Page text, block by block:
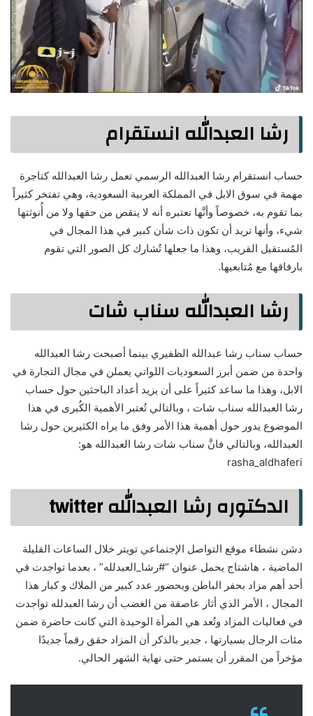
رشا العبدالله انستقرام
حساب انستقرام رشا العبدالله الرسمي تعمل رشا العبدالله كتاجرة
مهمة في سوق الابل في المملكة العربية السعودية، وهي تفتخر كثيراً
بما تقوم به، خصوصاً وأنَّها تعتبره أنه لا ينقص من حقها ولا من أُنوثتها
شيء، وأنها تريد أن تكون ذات شأن كبير في هذا المجال في
المُستقبل القريب، وهذا ما جعلها تُشارك كل الصور التي تقوم
بارفاقها مع مُتابعيها.
رشا العبدالله سناب شات
حساب سناب رشا عبدالله الظفيري بينما أصبحت رشا العبدالله
واحدة من ضمن أبرز السعوديات اللواتي يعملن في مجال التجارة في
الابل، وهذا ما ساعد كثيراً على أن يزيد أعداد الباحثين حول حساب
رشا العبدالله سناب شات ، وبالتالي تُعتبر الأهمية الكُبرى في هذا
الموضوع يدور حول أهمية هذا الأمر وفق ما يراه الكثيرين حول رشا
العبدالله، وبالتالي فانَّ سناب شات رشا العبدالله هو:
rasha_aldhaferi
الدكتوره رشا العبدالله twitter
دشن نشطاء موقع التواصل الإجتماعي تويتر خلال الساعات القليلة
الماضية ، هاشتاج يحمل عنوان “#رشا_العبدلله” ، بعدما تواجدت في
أحد أهم مزاد بحفر الباطن وبحضور عدد كبير من الملاك و كبار هذا
المجال ، الأمر الذي أثار عاصفة من الغضب أن رشا العبدلله تواجدت
في فعاليات المزاد وتُعد هي المرأة الوحيدة التي كانت حاضرة ضمن
مئات الرجال بسيارتها ، جدير بالذكر أن المزاد حقق رقماً جديدًا
مؤخراً من المقرر أن يستمر حتى نهاية الشهر الحالي.